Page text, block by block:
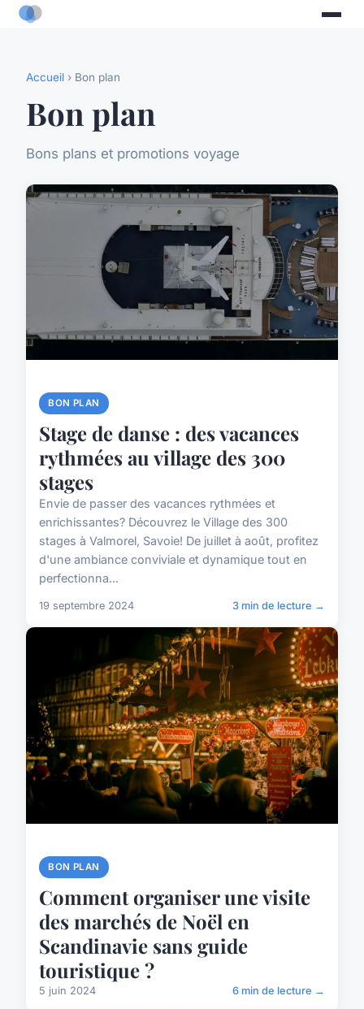
Accueil › Bon plan
Bon plan
Bons plans et promotions voyage
BON PLAN
Stage de danse : des vacances
rythmées au village des 300
stages
Envie de passer des vacances rythmées et
enrichissantes? Découvrez le Village des 300
stages à Valmorel, Savoie! De juillet à août, profitez
d'une ambiance conviviale et dynamique tout en
perfectionna...
19 septembre 2024 3 min de lecture →
BON PLAN
Comment organiser une visite
des marchés de Noël en
Scandinavie sans guide
touristique ?
5 juin 2024 6 min de lecture →